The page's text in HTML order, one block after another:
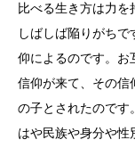
比べる生き方は力
しばしば陥りがち
仰によるのです。お
信仰が来て、その信
の子とされたのです
はや民族や身分や性